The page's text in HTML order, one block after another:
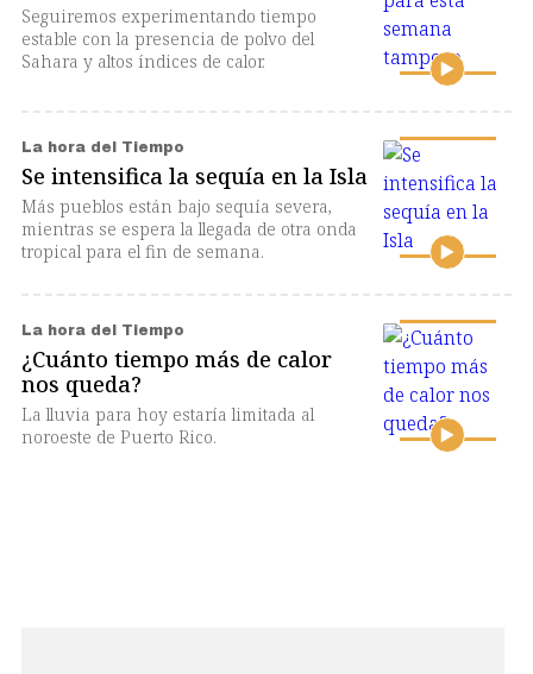
Seguiremos experimentando tiempo
estable con la presencia de polvo del
Sahara y altos índices de calor.
La hora del Tiempo
Se intensifica la sequía en la Isla
Más pueblos están bajo sequía severa,
mientras se espera la llegada de otra onda
tropical para el fin de semana.
La hora del Tiempo
¿Cuánto tiempo más de calor
nos queda?
La lluvia para hoy estaría limitada al
noroeste de Puerto Rico.